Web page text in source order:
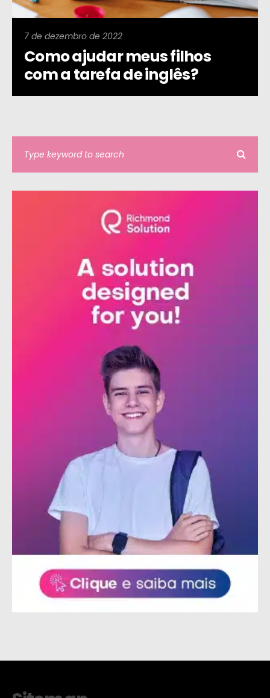
7 de dezembro de 2022
Como ajudar meus filhos
com a tarefa de inglês?